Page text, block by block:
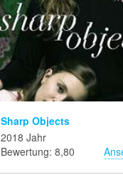
Sharp Objects
2018 Jahr
Bewertung: 8,80